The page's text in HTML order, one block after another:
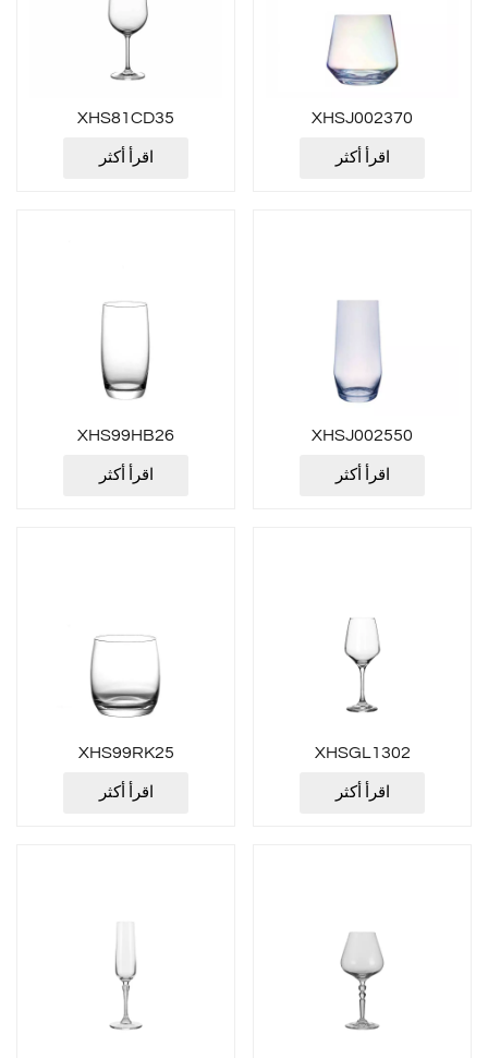
XHS81CD35
اقرأ أكثر
XHSJ002370
اقرأ أكثر
XHS99HB26
اقرأ أكثر
XHSJ002550
اقرأ أكثر
XHS99RK25
اقرأ أكثر
XHSGL1302
اقرأ أكثر